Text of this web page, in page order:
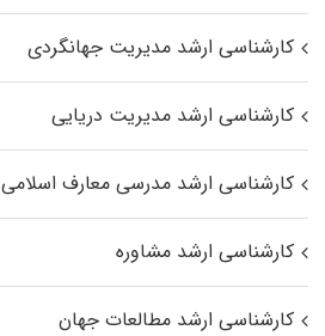
کارشناسی ارشد مدیریت جهانگردی
کارشناسی ارشد مدیریت دریایی
کارشناسی ارشد مدرسی معارف اسلامی
کارشناسی ارشد مشاوره
کارشناسی ارشد مطالعات جهان